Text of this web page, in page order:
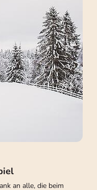
an alle, die beim